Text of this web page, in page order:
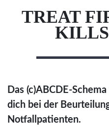
TREAT
Das (c)ABCDE-
dich bei der
Notfallpatienten.